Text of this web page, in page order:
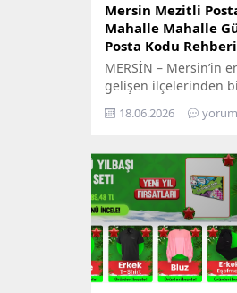
Mersin Mezitli
Mahalle Mahalle
Posta Kodu Rehberi
MERSİN – Mersin’in
gelişen ilçelerinden
Mezitli, artan nüfusu
yerleşim alanlarıyla
gönderilerine, e-
kayıtlarına kadar
doğru posta kodunun
kullanılması büyük
Vatandaşlar
araştırılan “Mersin
kodu” konusu için
derledik. Akdeniz
18.06.2026